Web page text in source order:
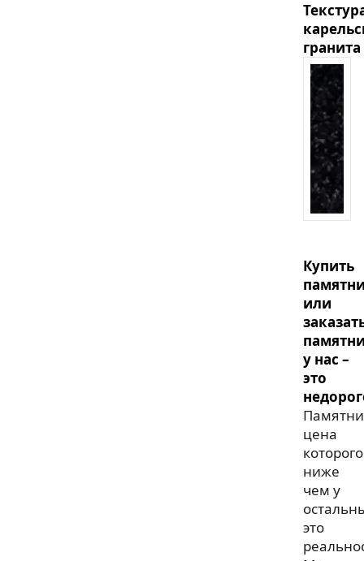
гранита
Купить
или
у нас –
это
цена
которого
ниже
чем у
это